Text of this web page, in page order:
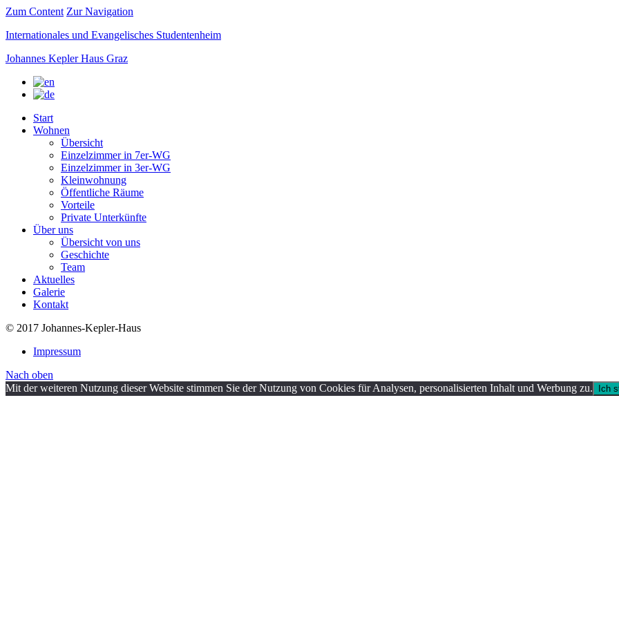
Zum Content Zur Navigation
Internationales und Evangelisches Studentenheim
Johannes Kepler Haus Graz
Start
Wohnen
Übersicht
Einzelzimmer in 7er-WG
Einzelzimmer in 3er-WG
Kleinwohnung
Öffentliche Räume
Vorteile
Private Unterkünfte
Über uns
Übersicht von uns
Geschichte
Team
Aktuelles
Galerie
Kontakt
© 2017 Johannes-Kepler-Haus
Impressum
Nach oben
Mit der weiteren Nutzung dieser Website stimmen Sie der Nutzung von Cookies für Analysen, personalisierten Inhalt und Werbung zu.
Ich